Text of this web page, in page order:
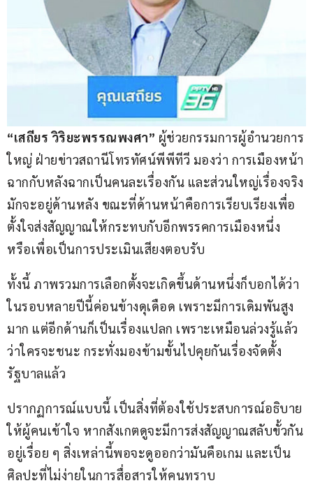
“เสถียร วิริยะพรรณพงศา” ผู้ช่วยกรรมการผู้อำนวยการ
ใหญ่ ฝ่ายข่าวสถานีโทรทัศน์พีพีทีวี มองว่า การเมืองหน้า
ฉากกับหลังฉากเป็นคนละเรื่องกัน และส่วนใหญ่เรื่องจริง
มักจะอยู่ด้านหลัง ขณะที่ด้านหน้าคือการเรียบเรียงเพื่อ
ตั้งใจส่งสัญญาณให้กระทบกับอีกพรรคการเมืองหนึ่ง
หรือเพื่อเป็นการประเมินเสียงตอบรับ
ทั้งนี้ ภาพรวมการเลือกตั้งจะเกิดขึ้นด้านหนึ่งก็บอกได้ว่า
ในรอบหลายปีนี้ค่อนข้างดุเดือด เพราะมีการเดิมพันสูง
มาก แต่อีกด้านก็เป็นเรื่องแปลก เพราะเหมือนล่วงรู้แล้ว
ว่าใครจะชนะ กระทั่งมองข้ามขั้นไปคุยกันเรื่องจัดตั้ง
รัฐบาลแล้ว
ปรากฏการณ์แบบนี้ เป็นสิ่งที่ต้องใช้ประสบการณ์อธิบาย
ให้ผู้คนเข้าใจ หากสังเกตดูจะมีการส่งสัญญาณสลับขั้วกัน
อยู่เรื่อย ๆ สิ่งเหล่านี้พอจะดูออกว่ามันคือเกม และเป็น
ศิลปะที่ไม่ง่ายในการสื่อสารให้คนทราบ